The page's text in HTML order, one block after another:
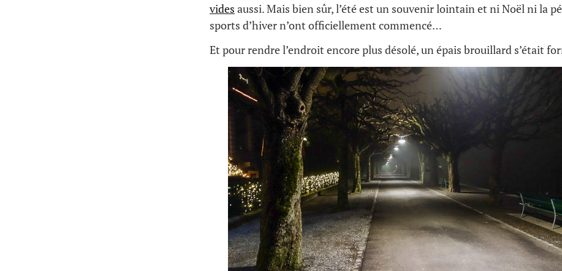
vides aussi. Mais bien sûr, l’été est un souvenir lointain et ni Noël ni la
sports d’hiver n’ont officiellement commencé…
Et pour rendre l’endroit encore plus désolé, un épais brouillard s’était